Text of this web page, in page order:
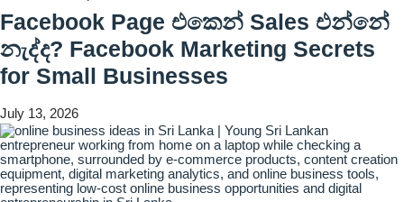
Facebook Page එකෙන් Sales එන්නේ
නැද්ද? Facebook Marketing Secrets
for Small Businesses
July 13, 2026